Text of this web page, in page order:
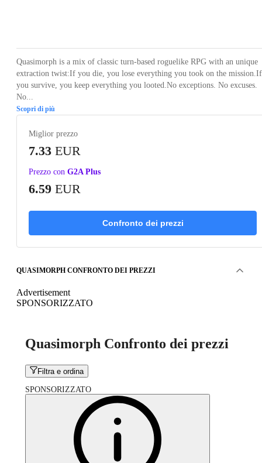
Quasimorph is a mix of classic turn-based roguelike RPG with an unique
extraction twist:If you die, you lose everything you took on the mission.If
you survive, you keep everything you looted.No exceptions. No excuses.
No...
Scopri di più
Miglior prezzo
7.33 EUR
Prezzo con G2A Plus
6.59 EUR
Confronto dei prezzi
QUASIMORPH CONFRONTO DEI PREZZI
Advertisement
SPONSORIZZATO
Quasimorph Confronto dei prezzi
Filtra e ordina
SPONSORIZZATO